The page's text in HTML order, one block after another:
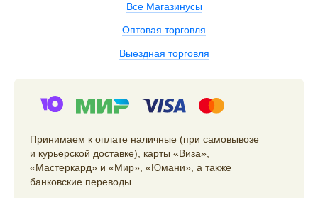
Все Магазинусы
Оптовая торговля
Выездная торговля
Принимаем к оплате наличные (при самовывозе
и курьерской доставке), карты «Виза»,
«Мастеркард» и «Мир», «Юмани», а также
банковские переводы.